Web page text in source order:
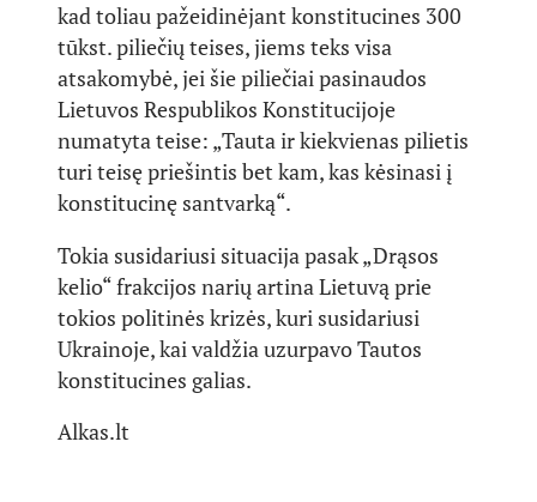
kad toliau pažeidinėjant konstitucines 300
tūkst. piliečių teises, jiems teks visa
atsakomybė, jei šie piliečiai pasinaudos
Lietuvos Respublikos Konstitucijoje
numatyta teise: „Tauta ir kiekvienas pilietis
turi teisę priešintis bet kam, kas kėsinasi į
konstitucinę santvarką“.
Tokia susidariusi situacija pasak „Drąsos
kelio“ frakcijos narių artina Lietuvą prie
tokios politinės krizės, kuri susidariusi
Ukrainoje, kai valdžia uzurpavo Tautos
konstitucines galias.
Alkas.lt